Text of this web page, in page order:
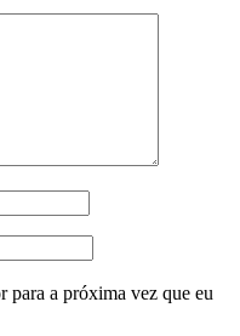
para a próxima vez que eu